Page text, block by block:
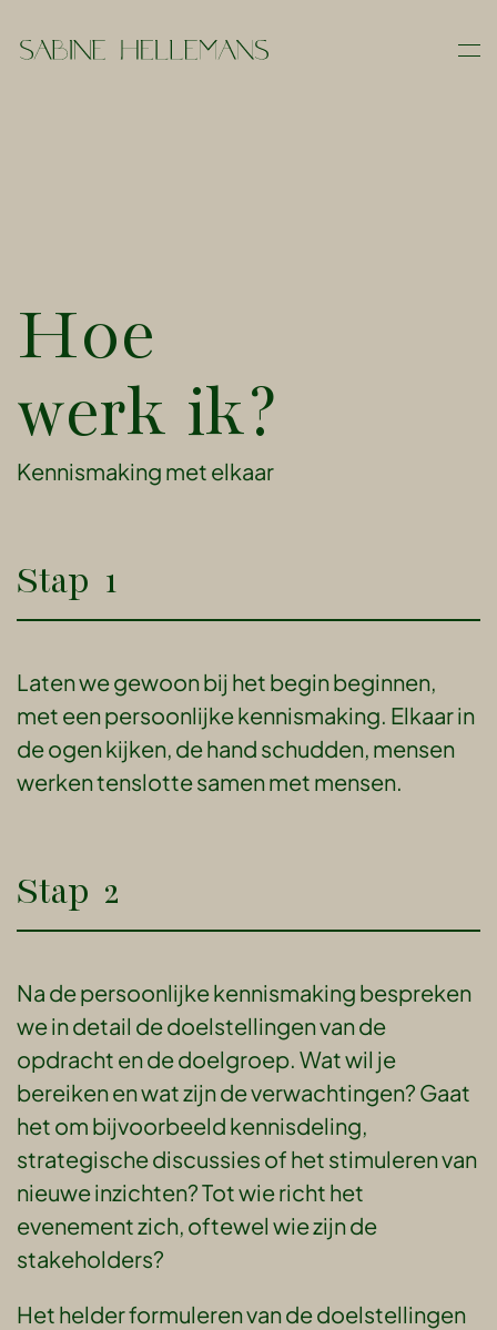
Skip
Hoe
werk ik?
Kennismaking met elkaar
Stap 1
Laten we gewoon bij het begin beginnen,
met een persoonlijke kennismaking. Elkaar in
de ogen kijken, de hand schudden, mensen
werken tenslotte samen met mensen.
Stap 2
Na de persoonlijke kennismaking bespreken
we in detail de doelstellingen van de
opdracht en de doelgroep. Wat wil je
bereiken en wat zijn de verwachtingen? Gaat
het om bijvoorbeeld kennisdeling,
strategische discussies of het stimuleren van
nieuwe inzichten? Tot wie richt het
evenement zich, oftewel wie zijn de
stakeholders?
Het helder formuleren van de doelstellingen